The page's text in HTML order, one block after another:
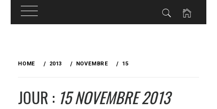
HOME 2013 NOVEMBRE 15
JOUR : 15 NOVEMBRE 2013